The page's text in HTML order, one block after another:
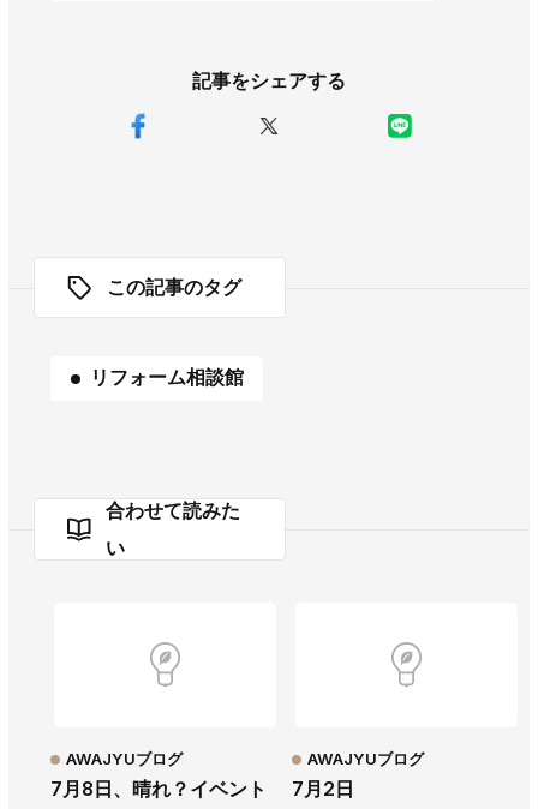
記事をシェアする
この記事のタグ
リフォーム相談館
合わせて読みた
い
7月8日、晴れ？イベント
AWAJYUブログ
7月2日
AWAJYUブログ